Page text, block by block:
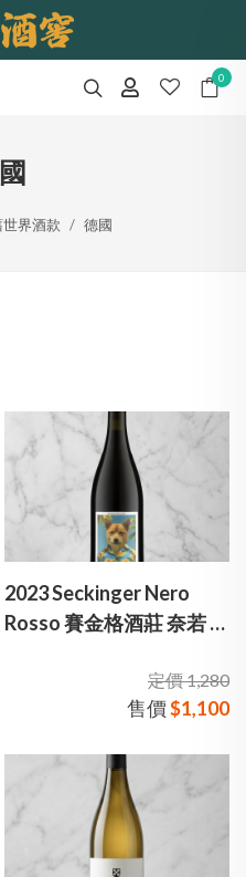
0
世界酒款 德國
2023 Seckinger Nero
Rosso 賽金格酒莊 奈若 紅
定價 1,280
售價$1,100